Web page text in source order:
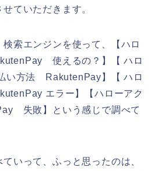
ていただきます。
索エンジンを使って、【ハロ
使えるの？】【 ハロ
い方法 RakutenPay】【 ハロ
エラー】【ハローアク
失敗】という感じで調べて
いって、ふっと思ったのは、